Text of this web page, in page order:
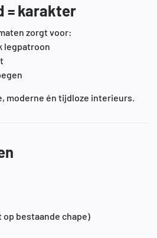
= karakter
zorgt voor:
legpatroon
moderne én tijdloze interieurs.
bestaande chape)